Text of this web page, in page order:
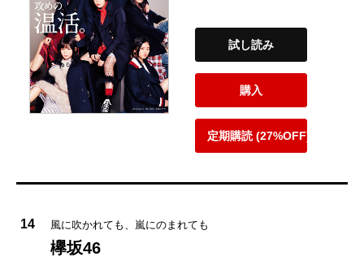
試し読み
購入
定期購読 (27%OFF)
14 風に吹かれても、嵐にのまれても
欅坂46